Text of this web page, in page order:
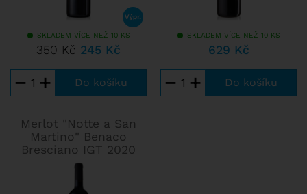
SKLADEM VÍCE NEŽ 10 KS
350 Kč 245 Kč
− +
SKLADEM VÍCE NEŽ 10 KS
629 Kč
− +
Merlot "Notte a San
Martino" Benaco
Bresciano IGT 2020